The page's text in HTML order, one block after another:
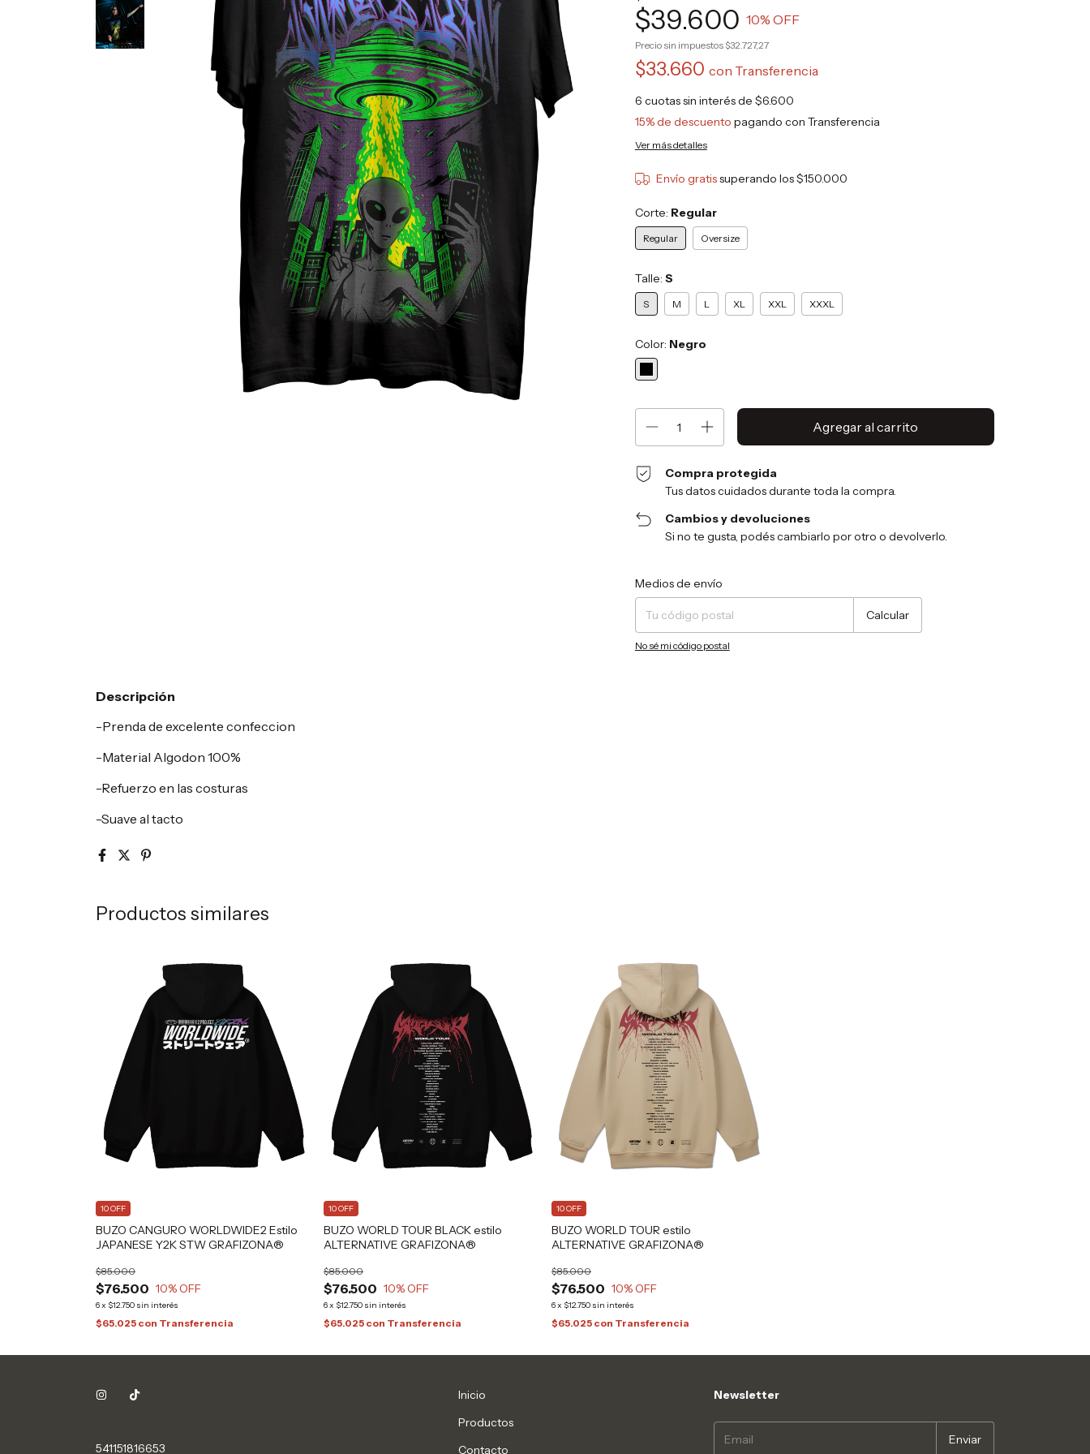
$39.600 10% OFF
Precio sin impuestos$32.727,27
$33.660 con Transferencia
6 cuotas sin interés de $6.600
15% de descuento pagando con Transferencia
Ver más detalles
Envío gratissuperando los$150.000
Corte: Regular
Regular Oversize
Talle: S
S M L XL XXL XXXL
Color: Negro
Compra protegida
Tus datos cuidados durante toda la compra.
Cambios y devoluciones
Si no te gusta, podés cambiarlo por otro o devolverlo.
Entregas para el CP:
Medios de envío
Calcular
No sé mi código postal
Descripción
-Prenda de excelente confeccion
-Material Algodon 100%
-Refuerzo en las costuras
-Suave al tacto
Productos similares
BUZO CANGURO WORLDWIDE2 Estilo
JAPANESE Y2K STW GRAFIZONA®
$76.500
$85.000
10% OFF
6x $12.750 sin interés
10 OFF
$65.025 con Transferencia
BUZO WORLD TOUR BLACK estilo
ALTERNATIVE GRAFIZONA®
$76.500
$85.000
10% OFF
6x $12.750 sin interés
10 OFF
$65.025 con Transferencia
BUZO WORLD TOUR estilo
ALTERNATIVE GRAFIZONA®
$76.500
$85.000
10% OFF
6x $12.750 sin interés
10 OFF
$65.025 con Transferencia
541151816653
Inicio
Productos
Contacto
Newsletter